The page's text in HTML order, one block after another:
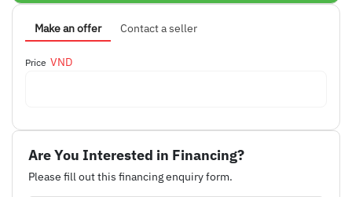
Make an offer Contact a seller
Price VND
Are You Interested in Financing?
Please fill out this financing enquiry form.